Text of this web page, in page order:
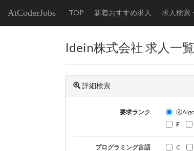
AtCoderJobs TOP 新着おすすめ求人 求人検索
Idein株式会社 求人一覧
詳細検索
要求ランク
F
プログラミング言語 C